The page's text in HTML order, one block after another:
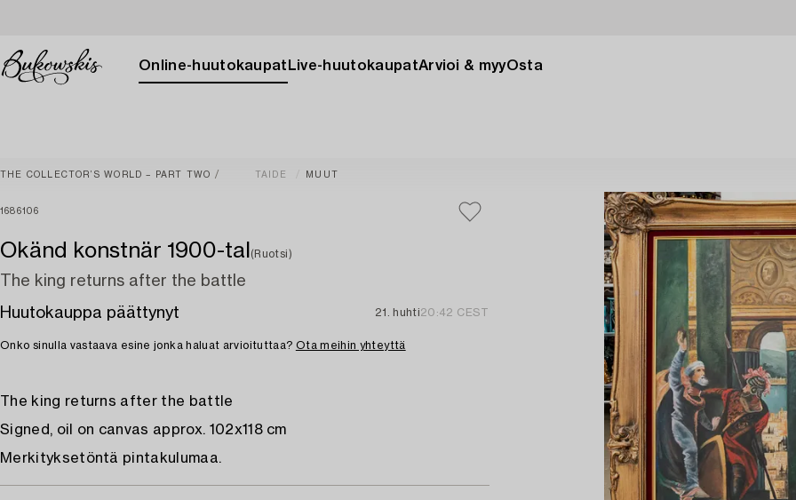
Online-huutokaupat Live-huutokaupatArvioi & myyOsta
THE COLLECTOR’S WORLD – PART TWO TAIDE MUUT
1686106
Okänd konstnär 1900-tal (Ruotsi)
The king returns after the battle
Huutokauppa päättynyt
21. huhti20:42 CEST
Onko sinulla vastaava esine jonka haluat arvioituttaa? Ota meihin yhteyttä
The king returns after the battle
Signed, oil on canvas approx. 102x118 cm
Merkityksetöntä pintakulumaa.